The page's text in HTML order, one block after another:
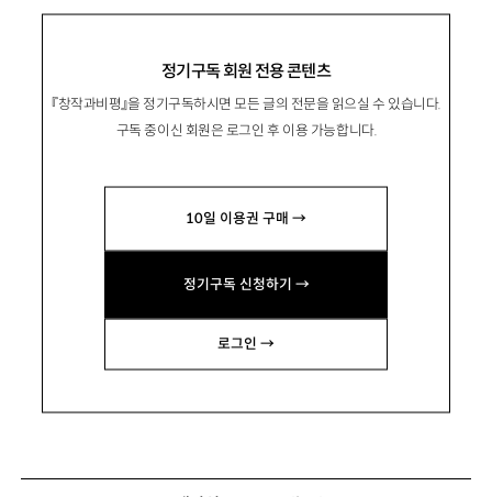
정기구독 회원 전용 콘텐츠
『창작과비평』을 정기구독하시면 모든 글의 전문을 읽으실 수 있습니다.
구독 중이신 회원은 로그인 후 이용 가능합니다.
10일 이용권 구매 →
정기구독 신청하기 →
로그인 →